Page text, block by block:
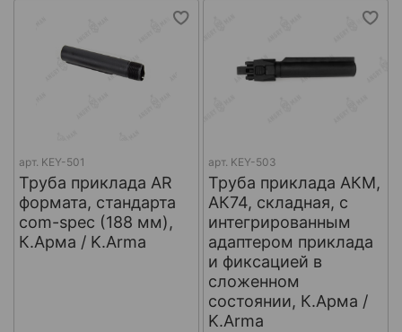
арт. KEY-501
Труба приклада AR
формата, стандарта
com-spec (188 мм),
К.Арма / K.Arma
арт. KEY-503
Труба приклада АКМ,
АК74, складная, с
интегрированным
адаптером приклада
и фиксацией в
сложенном
состоянии, К.Арма /
K.Arma